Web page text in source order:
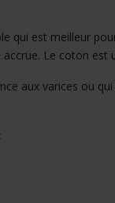
qui est meilleur
Le coton est
aux varices ou